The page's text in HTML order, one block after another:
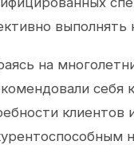
выполнять
на
себя
клиентов